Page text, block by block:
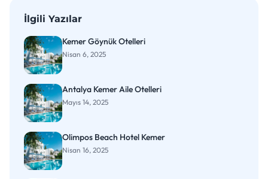
İlgili Yazılar
Kemer Göynük Otelleri
Nisan 6, 2025
Antalya Kemer Aile Otelleri
Mayıs 14, 2025
Olimpos Beach Hotel Kemer
Nisan 16, 2025